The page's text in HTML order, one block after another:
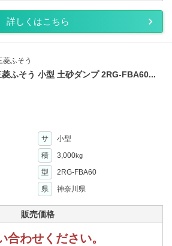
詳しくはこちら
菱ふそう
菱ふそう 小型 土砂ダンプ 2RG-FBA60...
サ
小型
積 3,000kg
型
2RG-FBA60
県 神奈川県
販売価格
合わせください。